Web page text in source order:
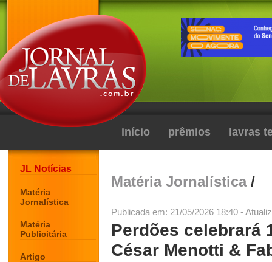
início prêmios lavras
JL Notícias
Matéria
Jornalística
Matéria
Publicitária
Artigo
Matéria Jornalística/
Publicada em: 21/05/2026 18:40 -
Perdões celebrará
César Menotti &